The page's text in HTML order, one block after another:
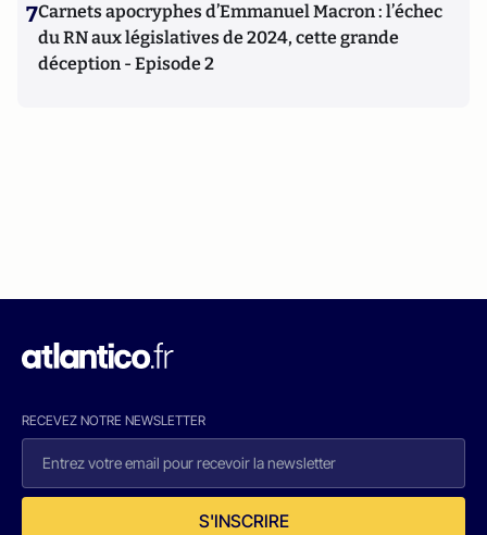
7Carnets apocryphes d’Emmanuel Macron : l’échec
du RN aux législatives de 2024, cette grande
déception - Episode 2
RECEVEZ NOTRE NEWSLETTER
S'INSCRIRE